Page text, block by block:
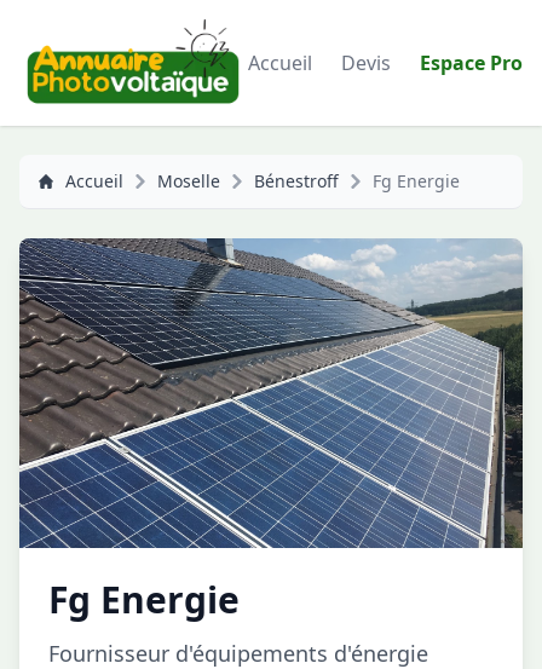
Accueil Devis Espace Pro
Accueil Moselle Bénestroff Fg Energie
Fg Energie
Fournisseur d'équipements d'énergie